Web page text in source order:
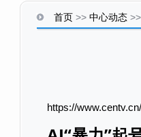
首页>> 中心动态>>
https://